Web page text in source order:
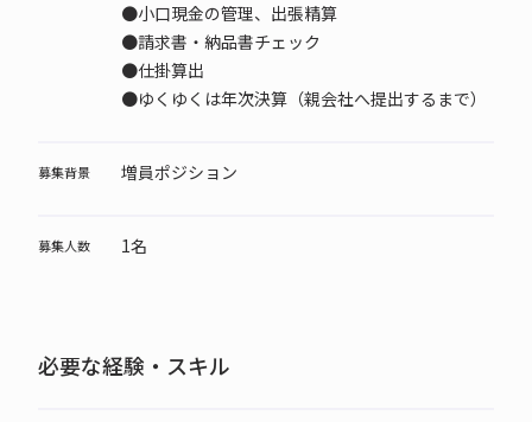
●小口現金の管理、出張精算
●請求書・納品書チェック
●仕掛算出
●ゆくゆくは年次決算（親会社へ提出するまで）
募集背景 増員ポジション
募集人数 1名
必要な経験・スキル